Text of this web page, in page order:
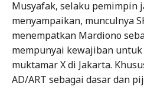
Musyafak, selaku pemimpin
menyampaikan, munculnya
menempatkan Mardiono
mempunyai kewajiban
muktamar X di Jakarta.
AD/ART sebagai dasar dan